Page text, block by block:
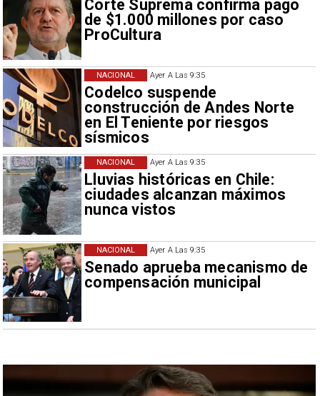
Corte Suprema confirma pago
de $1.000 millones por caso
ProCultura
Ayer A Las 9:35
Codelco suspende
construcción de Andes Norte
en El Teniente por riesgos
sísmicos
NACIONAL
Ayer A Las 9:35
Lluvias históricas en Chile:
ciudades alcanzan máximos
nunca vistos
NACIONAL
Ayer A Las 9:35
Senado aprueba mecanismo de
compensación municipal
NACIONAL